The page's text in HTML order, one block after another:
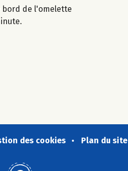
bord de l'omelette
des cookies Plan du site